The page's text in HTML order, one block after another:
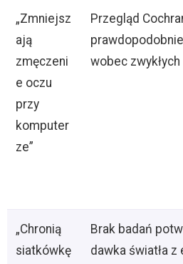
„Zmniejsz
ają
zmęczeni
e oczu
przy
komputer
ze”
Przegląd
wobec
„Chronią
siatkówkę
Brak badań
dawka światła z